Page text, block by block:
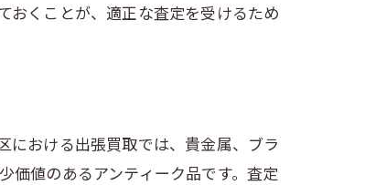
おくことが、適正な査定を受けるため
における出張買取では、貴金属、ブラ
価値のあるアンティーク品です。査定